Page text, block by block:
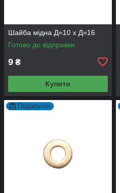
Шайба мідна Д=10 х Д=16
Готово до відправки
9 ₴
Купити
Подарунок